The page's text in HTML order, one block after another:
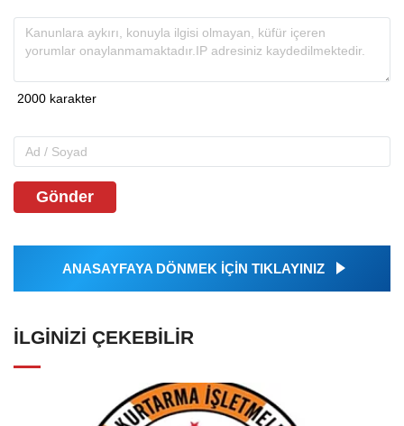
Gönder
ANASAYFAYA DÖNMEK İÇİN TIKLAYINIZ
İLGINIZI ÇEKEBILIR